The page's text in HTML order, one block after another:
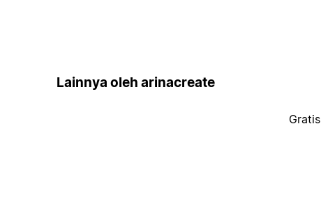
Lainnya oleh arinacreate
Gratis